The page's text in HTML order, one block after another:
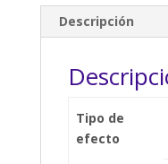
Descripción
Tipo de
efecto